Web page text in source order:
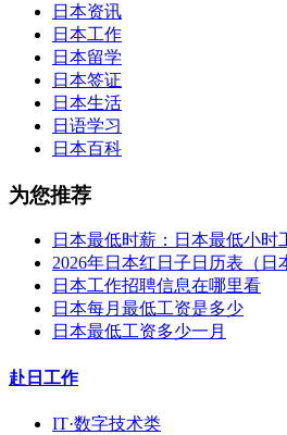
日本资讯
日本工作
日本留学
日本签证
日本生活
日语学习
日本百科
为您推荐
日本最低时薪：日本最低小时
2026年日本红日子日历表（日
日本工作招聘信息在哪里看
日本每月最低工资是多少
日本最低工资多少一月
赴日工作
IT·数字技术类